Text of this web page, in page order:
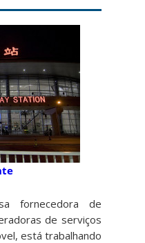
fornecedora de
de serviços
está trabalhando